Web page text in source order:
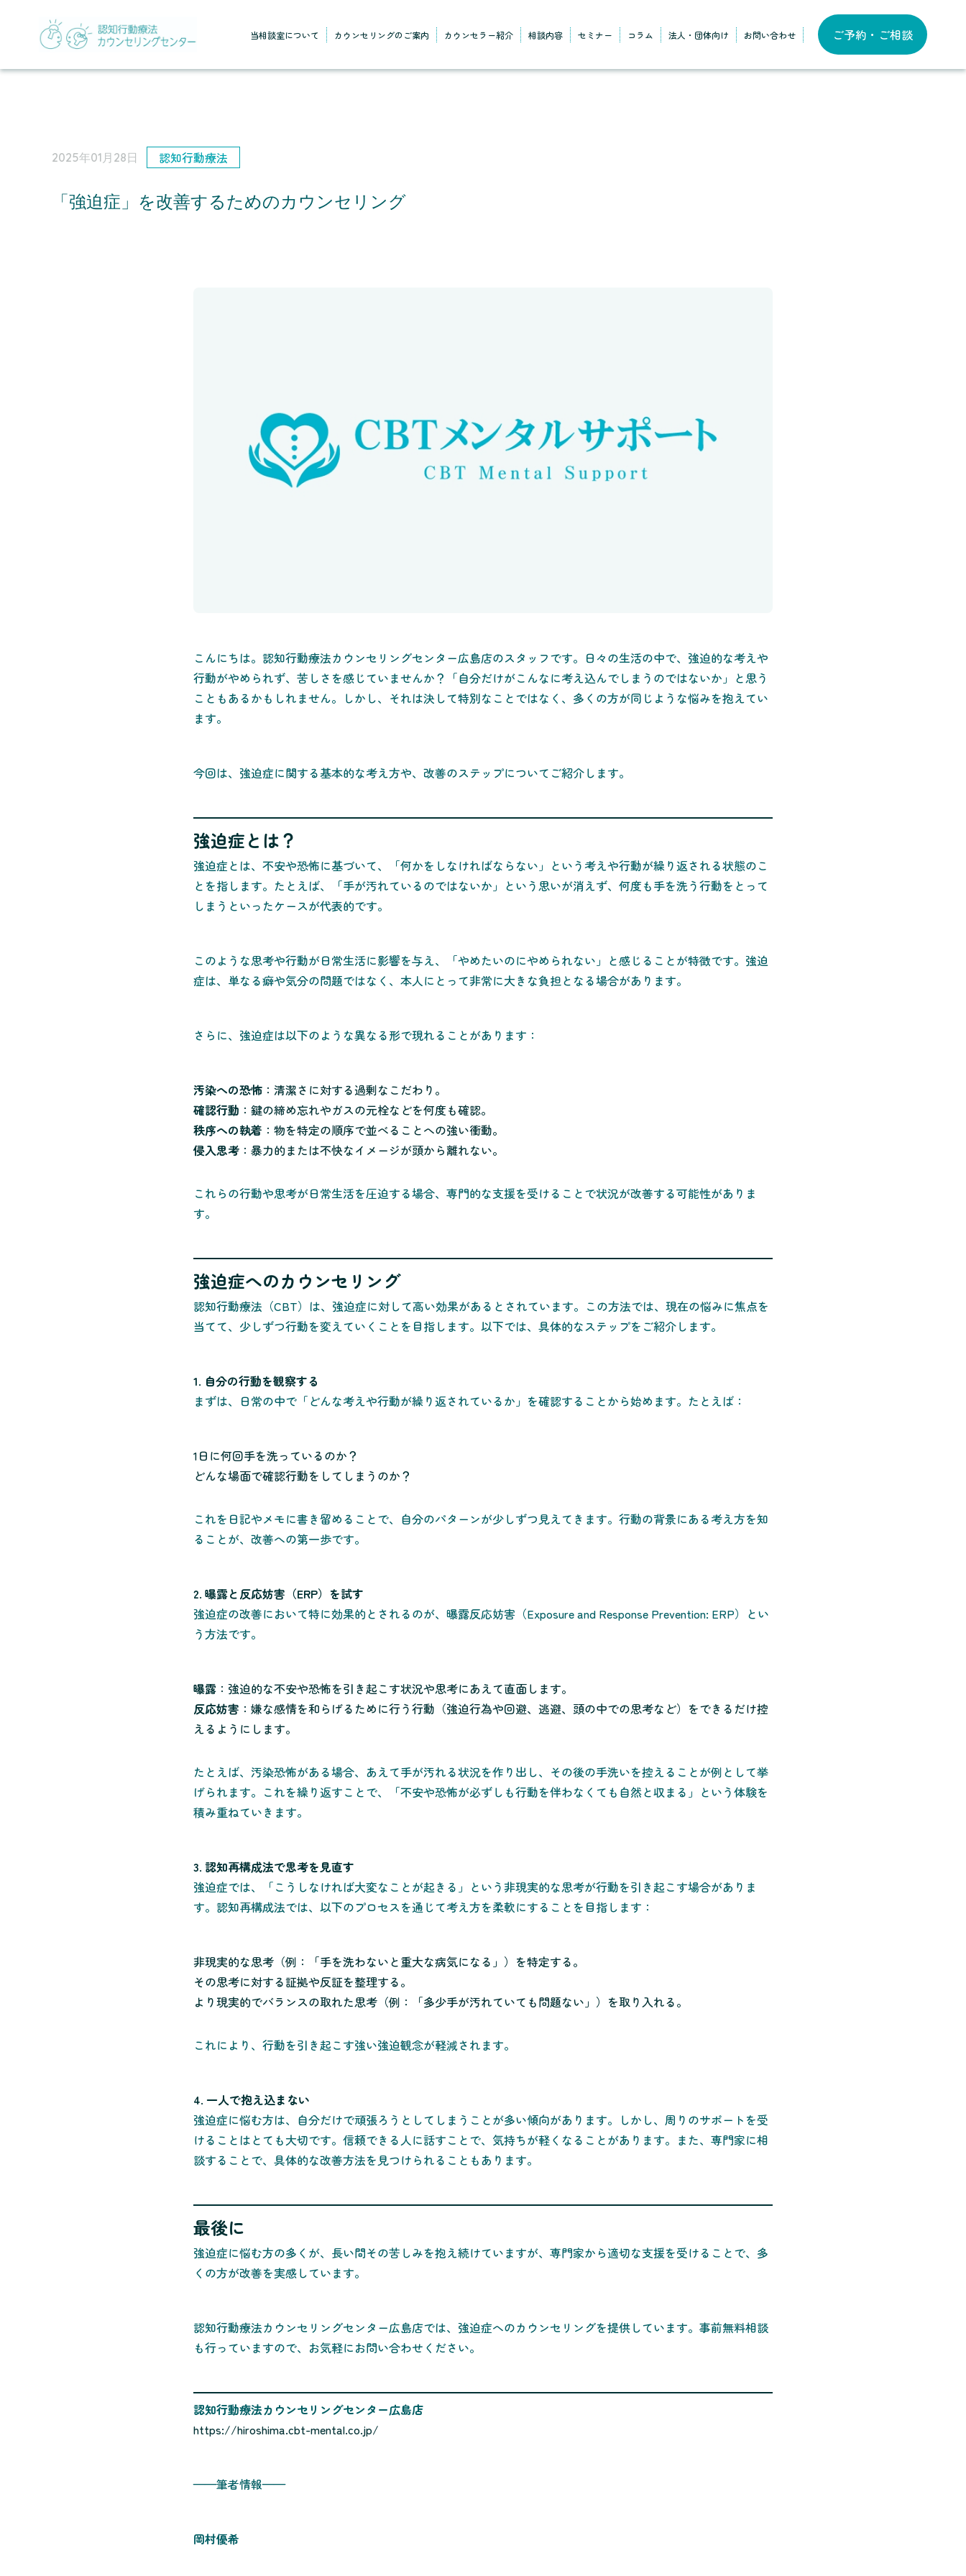
当相談室について カウンセリングのご案内 カウンセラー紹介 相談内容 セミナー コラム 法人・団体向け お問い合わせ ご予約・ご相談
2025年01月28日 認知行動療法
「強迫症」を改善するためのカウンセリング
こんにちは。認知行動療法カウンセリングセンター広島店のスタッフです。日々の生活の中で、強迫的な考えや
行動がやめられず、苦しさを感じていませんか？「自分だけがこんなに考え込んでしまうのではないか」と思う
こともあるかもしれません。しかし、それは決して特別なことではなく、多くの方が同じような悩みを抱えてい
ます。
今回は、強迫症に関する基本的な考え方や、改善のステップについてご紹介します。
強迫症とは？
強迫症とは、不安や恐怖に基づいて、「何かをしなければならない」という考えや行動が繰り返される状態のこ
とを指します。たとえば、「手が汚れているのではないか」という思いが消えず、何度も手を洗う行動をとって
しまうといったケースが代表的です。
このような思考や行動が日常生活に影響を与え、「やめたいのにやめられない」と感じることが特徴です。強迫
症は、単なる癖や気分の問題ではなく、本人にとって非常に大きな負担となる場合があります。
さらに、強迫症は以下のような異なる形で現れることがあります：
汚染への恐怖：清潔さに対する過剰なこだわり。
確認行動 ：鍵の締め忘れやガスの元栓などを何度も確認。
秩序への執着 ：物を特定の順序で並べることへの強い衝動。
侵入思考：暴力的または不快なイメージが頭から離れない。
これらの行動や思考が日常生活を圧迫する場合、専門的な支援を受けることで状況が改善する可能性がありま
す。
強迫症へのカウンセリング
認知行動療法（CBT）は、強迫症に対して高い効果があるとされています。この方法では、現在の悩みに焦点を
当てて、少しずつ行動を変えていくことを目指します。以下では、具体的なステップをご紹介します。
1. 自分の行動を観察する
まずは、日常の中で「どんな考えや行動が繰り返されているか」を確認することから始めます。たとえば：
1日に何回手を洗っているのか？
どんな場面で確認行動をしてしまうのか？
これを日記やメモに書き留めることで、自分のパターンが少しずつ見えてきます。行動の背景にある考え方を知
ることが、改善への第一歩です。
2. 曝露と反応妨害（ERP）を試す
強迫症の改善において特に効果的とされるのが、曝露反応妨害（Exposure and Response Prevention: ERP）とい
う方法です。
曝露：強迫的な不安や恐怖を引き起こす状況や思考にあえて直面します。
反応妨害 ：嫌な感情を和らげるために行う行動（強迫行為や回避、逃避、頭の中での思考など）をできるだけ控
えるようにします。
たとえば、汚染恐怖がある場合、あえて手が汚れる状況を作り出し、その後の手洗いを控えることが例として挙
げられます。これを繰り返すことで、「不安や恐怖が必ずしも行動を伴わなくても自然と収まる」という体験を
積み重ねていきます。
3. 認知再構成法で思考を見直す
強迫症では、「こうしなければ大変なことが起きる」という非現実的な思考が行動を引き起こす場合がありま
す。認知再構成法では、以下のプロセスを通じて考え方を柔軟にすることを目指します：
非現実的な思考（例：「手を洗わないと重大な病気になる」）を特定する。
その思考に対する証拠や反証を整理する。
より現実的でバランスの取れた思考（例：「多少手が汚れていても問題ない」）を取り入れる。
これにより、行動を引き起こす強い強迫観念が軽減されます。
4. 一人で抱え込まない
強迫症に悩む方は、自分だけで頑張ろうとしてしまうことが多い傾向があります。しかし、周りのサポートを受
けることはとても大切です。信頼できる人に話すことで、気持ちが軽くなることがあります。また、専門家に相
談することで、具体的な改善方法を見つけられることもあります。
最後に
強迫症に悩む方の多くが、長い間その苦しみを抱え続けていますが、専門家から適切な支援を受けることで、多
くの方が改善を実感しています。
認知行動療法カウンセリングセンター広島店では、強迫症へのカウンセリングを提供しています。事前無料相談
も行っていますので、お気軽にお問い合わせください。
認知行動療法カウンセリングセンター広島店
https://hiroshima.cbt-mental.co.jp/
——筆者情報——
岡村優希